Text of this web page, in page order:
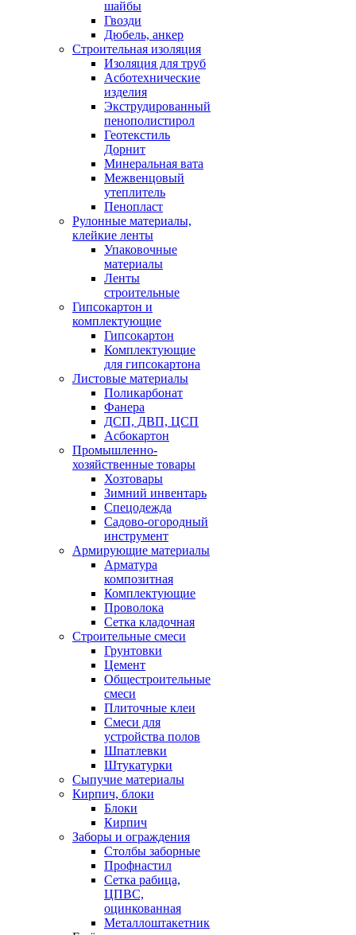
шайбы
Гвозди
Дюбель, анкер
Строительная изоляция
Изоляция для труб
Асботехнические
изделия
Экструдированный
пенополистирол
Геотекстиль
Дорнит
Минеральная вата
Межвенцовый
утеплитель
Пенопласт
Рулонные материалы,
клейкие ленты
Упаковочные
материалы
Ленты
строительные
Гипсокартон и
комплектующие
Гипсокартон
Комплектующие
для гипсокартона
Листовые материалы
Поликарбонат
Фанера
ДСП, ДВП, ЦСП
Асбокартон
Промышленно-
хозяйственные товары
Хозтовары
Зимний инвентарь
Спецодежда
Садово-огородный
инструмент
Армирующие материалы
Арматура
композитная
Комплектующие
Проволока
Сетка кладочная
Строительные смеси
Грунтовки
Цемент
Общестроительные
смеси
Плиточные клеи
Смеси для
устройства полов
Шпатлевки
Штукатурки
Сыпучие материалы
Кирпич, блоки
Блоки
Кирпич
Заборы и ограждения
Столбы заборные
Профнастил
Сетка рабица,
ЦПВС,
оцинкованная
Металлоштакетник